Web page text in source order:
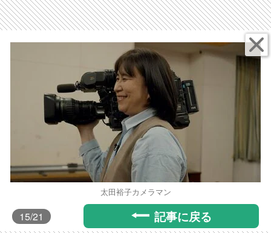
太田裕子カメラマン
15/21 記事に戻る